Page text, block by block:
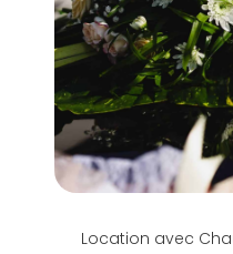
Location avec